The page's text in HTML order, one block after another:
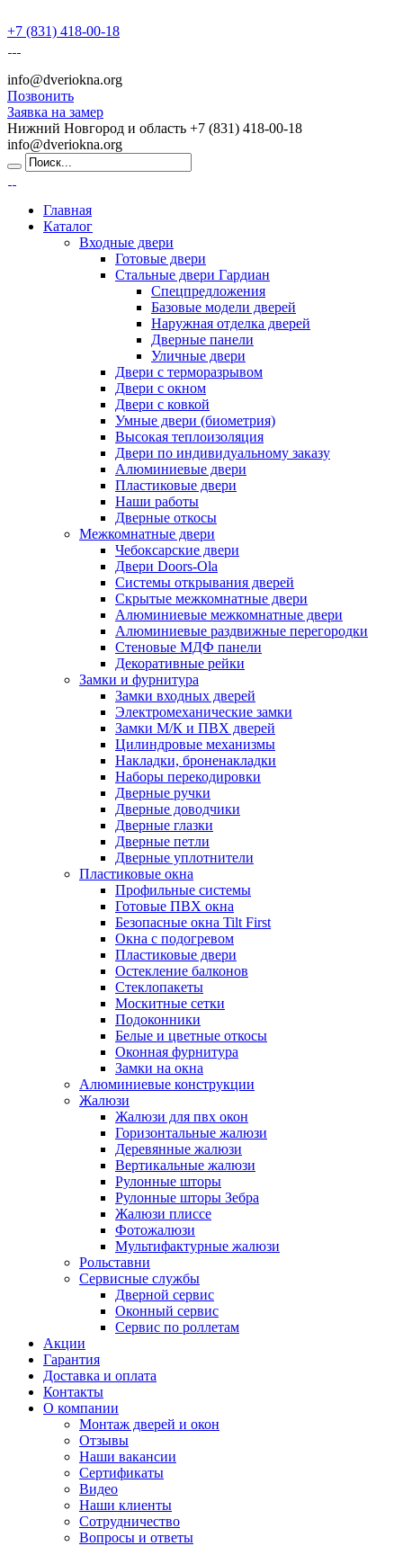
+7 (831) 418-00-18
info@dveriokna.org
Позвонить
Заявка на замер
Нижний Новгород и область +7 (831) 418-00-18
info@dveriokna.org
Главная
Каталог
Входные двери
Готовые двери
Стальные двери Гардиан
Спецпредложения
Базовые модели дверей
Наружная отделка дверей
Дверные панели
Уличные двери
Двери с терморазрывом
Двери с окном
Двери с ковкой
Умные двери (биометрия)
Высокая теплоизоляция
Двери по индивидуальному заказу
Алюминиевые двери
Пластиковые двери
Наши работы
Дверные откосы
Межкомнатные двери
Чебоксарские двери
Двери Doors-Ola
Системы открывания дверей
Скрытые межкомнатные двери
Алюминиевые межкомнатные двери
Алюминиевые раздвижные перегородки
Стеновые МДФ панели
Декоративные рейки
Замки и фурнитура
Замки входных дверей
Электромеханические замки
Замки М/К и ПВХ дверей
Цилиндровые механизмы
Накладки, броненакладки
Наборы перекодировки
Дверные ручки
Дверные доводчики
Дверные глазки
Дверные петли
Дверные уплотнители
Пластиковые окна
Профильные системы
Готовые ПВХ окна
Безопасные окна Tilt First
Окна с подогревом
Пластиковые двери
Остекление балконов
Стеклопакеты
Москитные сетки
Подоконники
Белые и цветные откосы
Оконная фурнитура
Замки на окна
Алюминиевые конструкции
Жалюзи
Жалюзи для пвх окон
Горизонтальные жалюзи
Деревянные жалюзи
Вертикальные жалюзи
Рулонные шторы
Рулонные шторы Зебра
Жалюзи плиссе
Фотожалюзи
Мультифактурные жалюзи
Рольставни
Сервисные службы
Дверной сервис
Оконный сервис
Сервис по роллетам
Акции
Гарантия
Доставка и оплата
Контакты
О компании
Монтаж дверей и окон
Отзывы
Наши вакансии
Сертификаты
Видео
Наши клиенты
Сотрудничество
Вопросы и ответы